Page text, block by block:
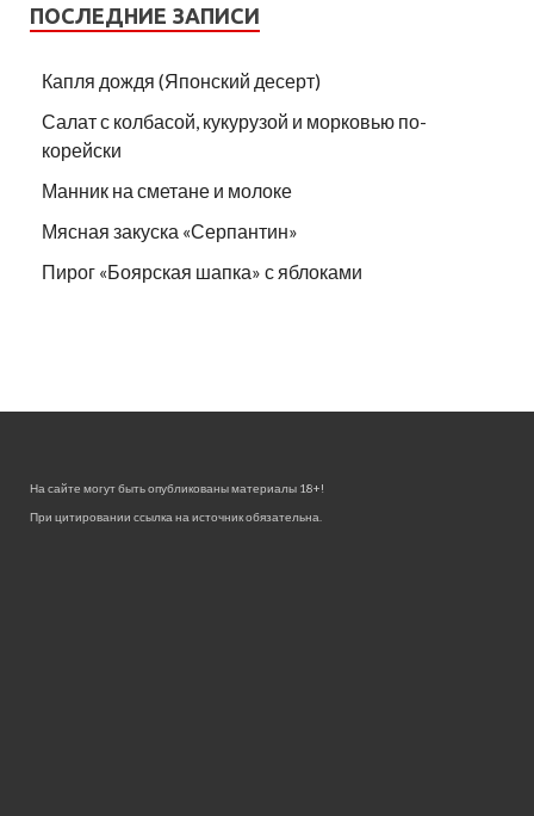
ПОСЛЕДНИЕ ЗАПИСИ
Капля дождя (Японский десерт)
Салат с колбасой, кукурузой и морковью по-
корейски
Манник на сметане и молоке
Мясная закуска «Серпантин»
Пирог «Боярская шапка» с яблоками
На сайте могут быть опубликованы материалы 18+!
При цитировании ссылка на источник обязательна.